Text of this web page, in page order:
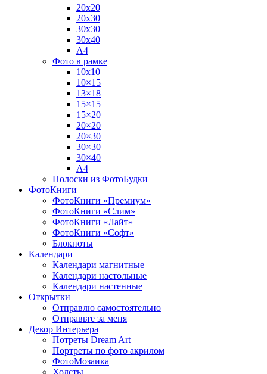
20х20
20х30
30х30
30х40
А4
Фото в рамке
10х10
10×15
13×18
15×15
15×20
20×20
20×30
30×30
30×40
A4
Полоски из ФотоБудки
ФотоКниги
ФотоКниги «Премиум»
ФотоКниги «Слим»
ФотоКниги «Лайт»
ФотоКниги «Софт»
Блокноты
Календари
Календари магнитные
Календари настольные
Календари настенные
Открытки
Отправлю самостоятельно
Отправьте за меня
Декор Интерьера
Потреты Dream Art
Портреты по фото акрилом
ФотоМозаика
Холсты